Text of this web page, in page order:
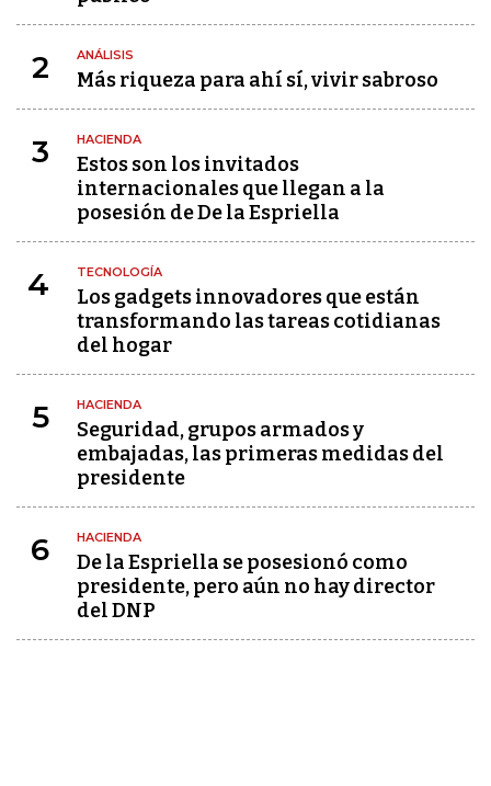
2 ANÁLISIS
Más riqueza para ahí sí, vivir sabroso
3 HACIENDA
Estos son los invitados
internacionales que llegan a la
posesión de De la Espriella
4 TECNOLOGÍA
Los gadgets innovadores que están
transformando las tareas cotidianas
del hogar
5 HACIENDA
Seguridad, grupos armados y
embajadas, las primeras medidas del
presidente
6 HACIENDA
De la Espriella se posesionó como
presidente, pero aún no hay director
del DNP